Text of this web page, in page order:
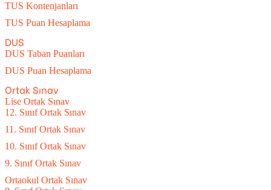
TUS Kontenjanları
TUS Puan Hesaplama
DUS
DUS Taban Puanları
DUS Puan Hesaplama
Ortak Sınav
Lise Ortak Sınav
12. Sınıf Ortak Sınav
11. Sınıf Ortak Sınav
10. Sınıf Ortak Sınav
9. Sınıf Ortak Sınav
Ortaokul Ortak Sınav